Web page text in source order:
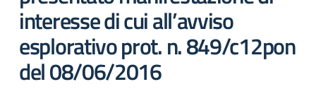
interesse di cui all’avviso
esplorativo prot. n. 849/c12pon
del 08/06/2016